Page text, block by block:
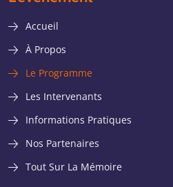
Accueil
À Propos
Le Programme
Les Intervenants
Informations Pratiques
Nos Partenaires
Tout Sur La Mémoire